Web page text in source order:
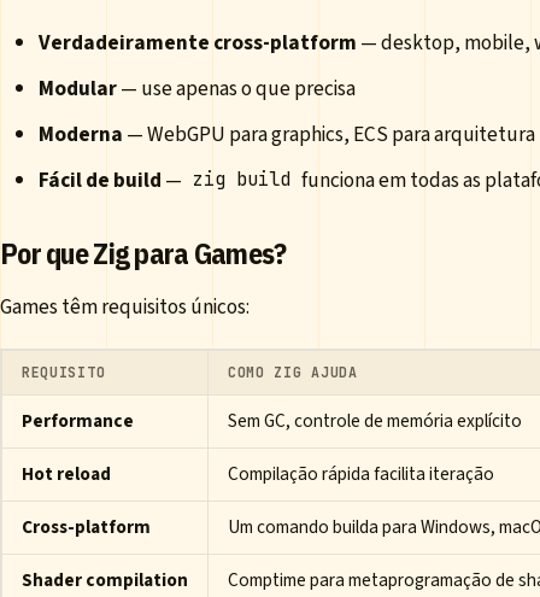
Verdadeiramente cross-platform — desktop, mobile,
Modular— use apenas o que precisa
Moderna — WebGPU para graphics, ECS para arquitetura
Fácil de build — zig build funciona em todas as
Por que Zig para Games?
Games têm requisitos únicos:
REQUISITO COMO ZIG AJUDA
Performance
Sem GC, controle de memória explícito
Hot reload
Compilação rápida facilita iteração
Cross-platform
Um comando builda para Windows,
Shader compilation
Comptime para metaprogramação de